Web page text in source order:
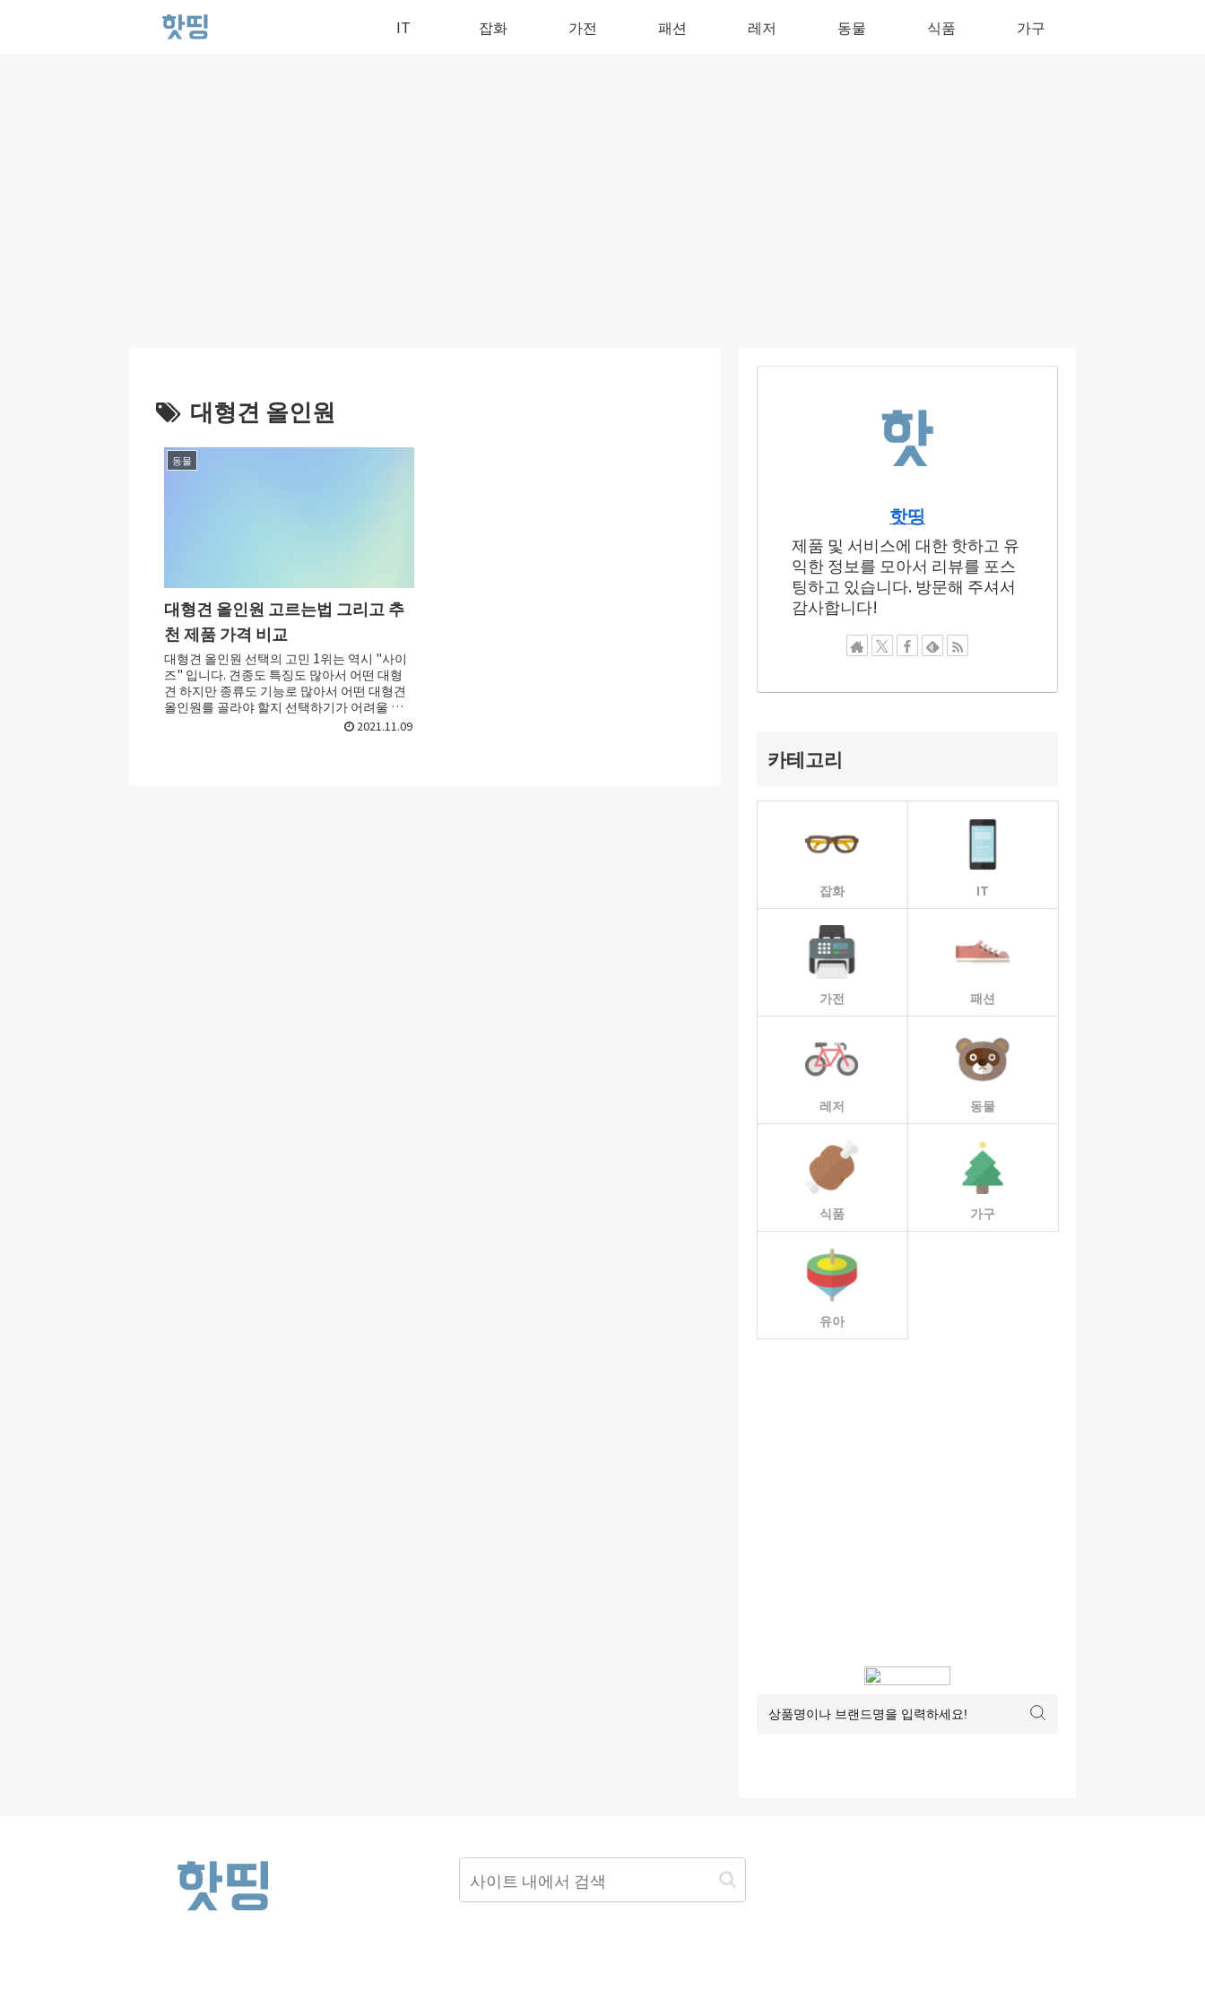
IT 잡화 가전 패션 레저 동물 식품 가구
대형견 올인원
동물
대형견 올인원 고르는법 그리고 추
천 제품 가격 비교
대형견 올인원 선택의 고민 1위는 역시 "사이
즈" 입니다. 견종도 특징도 많아서 어떤 대형
견 하지만 종류도 기능로 많아서 어떤 대형견
올인원를 골라야 할지 선택하기가 어려울 때
가 있죠. 처음 구매라면 더욱 그런데요....2021.11.09
핫띵
제품 및 서비스에 대한 핫하고 유
익한 정보를 모아서 리뷰를 포스
팅하고 있습니다. 방문해 주셔서
감사합니다!
카테고리
잡화 IT
가전 패션
레저 동물
식품 가구
유아